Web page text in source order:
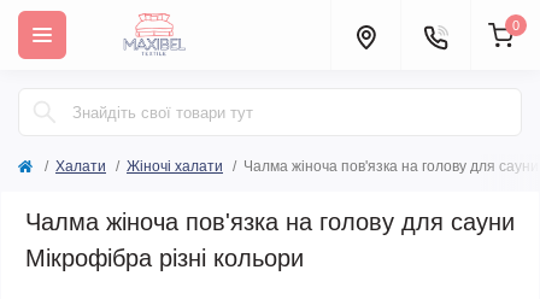
0
Халати Жіночі халати Чалма жіноча пов'язка на голову для
Чалма жіноча пов'язка на голову для сауни
Мікрофібра різні кольори